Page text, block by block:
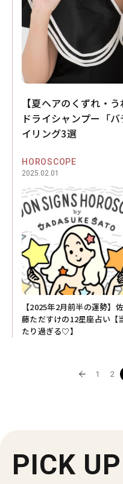
【夏ヘアのくずれ・
ドライシャンプー「
イリング3選
HOROSCOPE
2025.02.01
【2025年2月前半の運勢】佐
藤ただすけの12星座占い【
たり過ぎる♡】
1 2
PICK UP